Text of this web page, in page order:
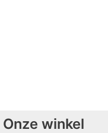
Onze winkel